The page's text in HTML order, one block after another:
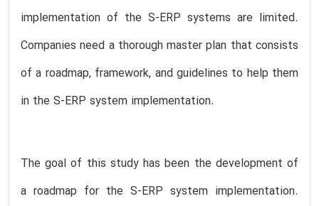
implementation of the S-ERP systems are limited.
Companies need a thorough master plan that consists
of a roadmap, framework, and guidelines to help them
in the S-ERP system implementation.
The goal of this study has been the development of
a roadmap for the S-ERP system implementation.